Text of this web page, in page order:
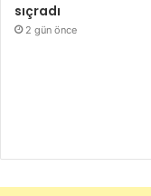
sıçradı
2 gün önce